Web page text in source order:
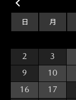
日 月
2
3
9
10
16
17